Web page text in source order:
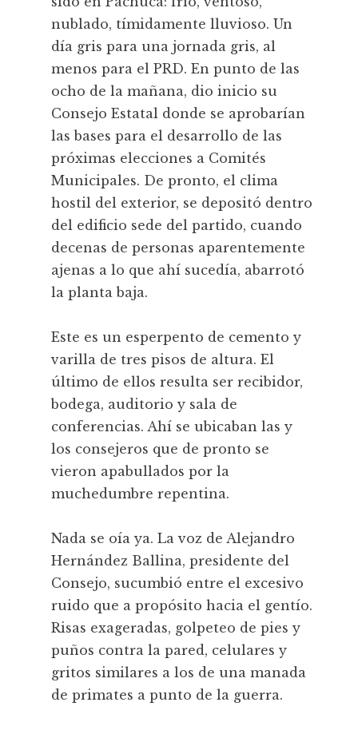
nublado, tímidamente lluvioso. Un
día gris para una jornada gris, al
menos para el PRD. En punto de las
ocho de la mañana, dio inicio su
Consejo Estatal donde se aprobarían
las bases para el desarrollo de las
próximas elecciones a Comités
Municipales. De pronto, el clima
hostil del exterior, se depositó dentro
del edificio sede del partido, cuando
decenas de personas aparentemente
ajenas a lo que ahí sucedía, abarrotó
la planta baja.
Este es un esperpento de cemento y
varilla de tres pisos de altura. El
último de ellos resulta ser recibidor,
bodega, auditorio y sala de
conferencias. Ahí se ubicaban las y
los consejeros que de pronto se
vieron apabullados por la
muchedumbre repentina.
Nada se oía ya. La voz de Alejandro
Hernández Ballina, presidente del
Consejo, sucumbió entre el excesivo
ruido que a propósito hacia el gentío.
Risas exageradas, golpeteo de pies y
puños contra la pared, celulares y
gritos similares a los de una manada
de primates a punto de la guerra.